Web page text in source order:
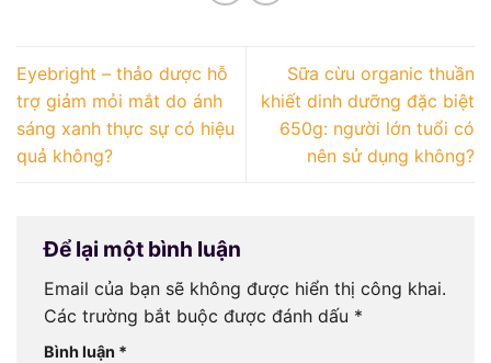
Eyebright – thảo dược hỗ
trợ giảm mỏi mắt do ánh
sáng xanh thực sự có hiệu
quả không?
Sữa cừu organic thuần
khiết dinh dưỡng đặc biệt
650g: người lớn tuổi có
nên sử dụng không?
Để lại một bình luận
Email của bạn sẽ không được hiển thị công khai.
Các trường bắt buộc được đánh dấu *
Bình luận *